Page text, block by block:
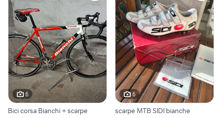
6
Bici corsa Bianchi + scarpe
6
scarpe MTB SIDI bianche